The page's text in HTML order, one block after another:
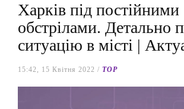
Харків під постійними
обстрілами. Детально
ситуацію в місті |
15:42, 15 Квітня 2022 / TOP